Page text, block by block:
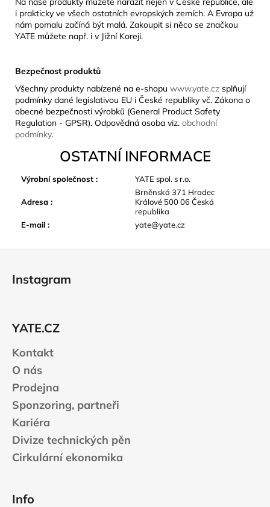
i prakticky ve všech ostatních evropských zemích. A Evropa už
nám pomalu začíná být malá. Zakoupit si něco se značkou
YATE můžete např. i v Jižní Koreji.
Bezpečnost produktů
Všechny produkty nabízené na e-shopu www.yate.cz splňují
podmínky dané legislativou EU i České republiky vč. Zákona o
obecné bezpečnosti výrobků (General Product Safety
Regulation - GPSR). Odpovědná osoba viz. obchodní
podmínky.
OSTATNÍ INFORMACE
Výrobní společnost : YATE spol. s r.o.
Adresa :
Brněnská 371 Hradec
Králové 500 06 Česká
republika
E-mail : yate@yate.cz
Instagram
YATE.CZ
Kontakt
O nás
Prodejna
Sponzoring, partneři
Kariéra
Divize technických pěn
Cirkulární ekonomika
Info